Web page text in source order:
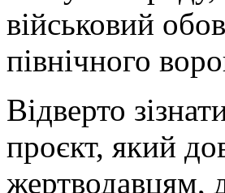
військовий
північного
Відверто
проєкт, який
жертводавцям,